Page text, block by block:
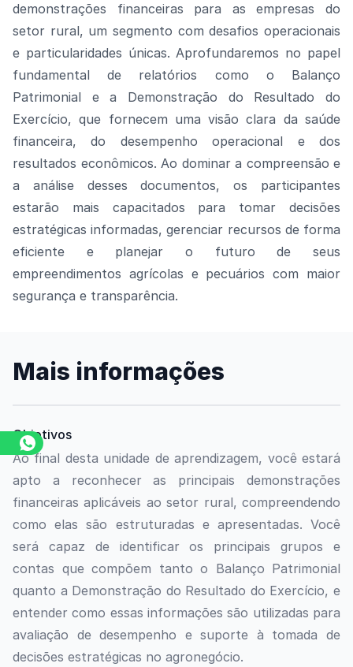
demonstrações financeiras para as empresas do
setor rural, um segmento com desafios operacionais
e particularidades únicas. Aprofundaremos no papel
fundamental de relatórios como o Balanço
Patrimonial e a Demonstração do Resultado do
Exercício, que fornecem uma visão clara da saúde
financeira, do desempenho operacional e dos
resultados econômicos. Ao dominar a compreensão e
a análise desses documentos, os participantes
estarão mais capacitados para tomar decisões
estratégicas informadas, gerenciar recursos de forma
eficiente e planejar o futuro de seus
empreendimentos agrícolas e pecuários com maior
segurança e transparência.
Mais informações
Objetivos
Ao final desta unidade de aprendizagem, você estará
apto a reconhecer as principais demonstrações
financeiras aplicáveis ao setor rural, compreendendo
como elas são estruturadas e apresentadas. Você
será capaz de identificar os principais grupos e
contas que compõem tanto o Balanço Patrimonial
quanto a Demonstração do Resultado do Exercício, e
entender como essas informações são utilizadas para
avaliação de desempenho e suporte à tomada de
decisões estratégicas no agronegócio.